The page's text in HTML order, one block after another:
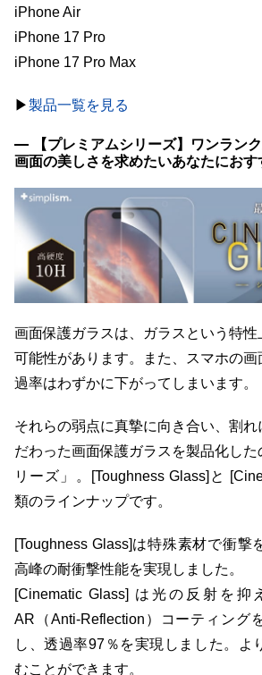
iPhone Air
iPhone 17 Pro
iPhone 17 Pro Max
▶︎製品一覧を見る
【プレミアムシリーズ】ワンラン
画面の美しさを求めたいあなたにおす
画面保護ガラスは、ガラスという特性
可能性があります。また、スマホの
過率はわずかに下がってしまいます。
それらの弱点に真摯に向き合い、割れ
だわった画面保護ガラスを製品化し
リーズ」。[Toughness Glass]と
類のラインナップです。
[Toughness Glass]は特殊素材で衝撃
高峰の耐衝撃性能を実現しました。
[Cinematic Glass] は光の反射を
AR（Anti-Reflection）コーティング
し、透過率97％を実現しました。よ
むことができます。